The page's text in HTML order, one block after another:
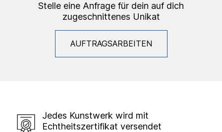
Stelle eine Anfrage für dein auf dich
zugeschnittenes Unikat
AUFTRAGSARBEITEN
Jedes Kunstwerk wird mit
Echtheitszertifikat versendet